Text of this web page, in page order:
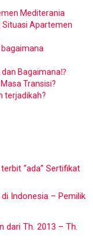
Mediterania
Situasi Apartemen
dan Bagaimana⁉️
Transisi?
terjadikah?
“ada” Sertifikat
Indonesia – Pemilik
dari Th. 2013 – Th.